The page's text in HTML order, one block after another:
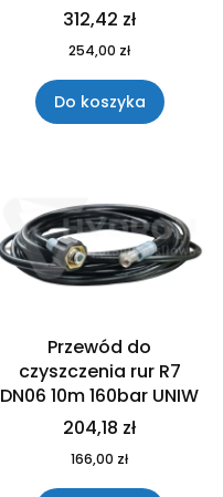
312,42 zł
254,00 zł
Do koszyka
Przewód do
czyszczenia rur R7
DN06 10m 160bar UNIW
204,18 zł
166,00 zł